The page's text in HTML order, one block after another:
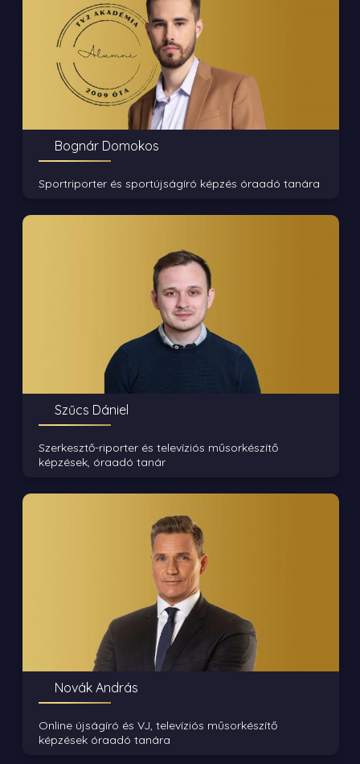
Bognár Domokos
Sportriporter és sportújságíró képzés óraadó tanára
Szűcs Dániel
Szerkesztő-riporter és televíziós műsorkészítő
képzések, óraadó tanár
Novák András
Online újságíró és VJ, televíziós műsorkészítő
képzések óraadó tanára